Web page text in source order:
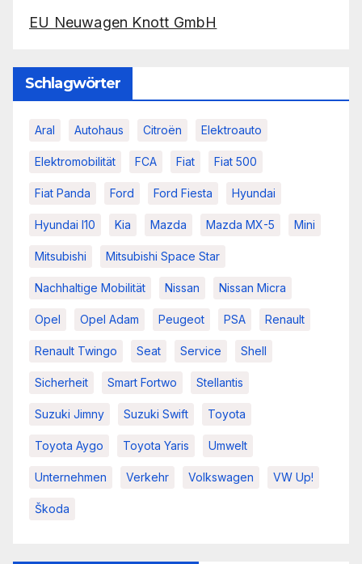
EU Neuwagen Knott GmbH
Schlagwörter
Aral Autohaus Citroën Elektroauto
Elektromobilität FCA Fiat Fiat 500
Fiat Panda Ford Ford Fiesta Hyundai
Hyundai I10 Kia Mazda Mazda MX-5 Mini
Mitsubishi Mitsubishi Space Star
Nachhaltige Mobilität Nissan Nissan Micra
Opel Opel Adam Peugeot PSA Renault
Renault Twingo Seat Service Shell
Sicherheit Smart Fortwo Stellantis
Suzuki Jimny Suzuki Swift Toyota
Toyota Aygo Toyota Yaris Umwelt
Unternehmen Verkehr Volkswagen VW Up!
Škoda